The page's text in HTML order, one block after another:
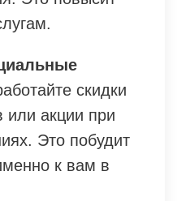
скидки
или акции при
Это побудит
к вам в